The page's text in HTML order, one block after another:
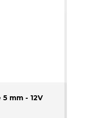
mm - 12V